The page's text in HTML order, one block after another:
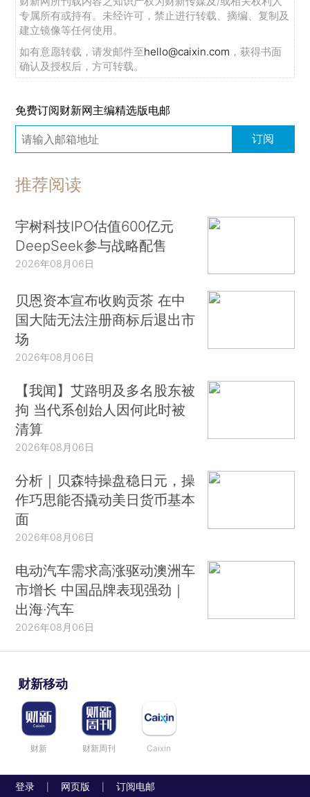
专属所有或持有。未经许可，禁止进行转载、摘编、复制及
建立镜像等任何使用。
如有意愿转载，请发邮件至hello@caixin.com ，获得书面
确认及授权后，方可转载。
免费订阅财新网主编精选版电邮
订阅
推荐阅读
宇树科技IPO估值600亿元
DeepSeek参与战略配售
2026年08月06日
贝恩资本宣布收购贡茶 在中
国大陆无法注册商标后退出市
场
2026年08月06日
【我闻】艾路明及多名股东被
拘 当代系创始人因何此时被
清算
2026年08月06日
分析｜贝森特操盘稳日元，操
作巧思能否撬动美日货币基本
面
2026年08月06日
电动汽车需求高涨驱动澳洲车
市增长 中国品牌表现强劲｜
出海·汽车
2026年08月06日
财新移动
财新 财新周刊 Caixin
登录 网页版 订阅电邮